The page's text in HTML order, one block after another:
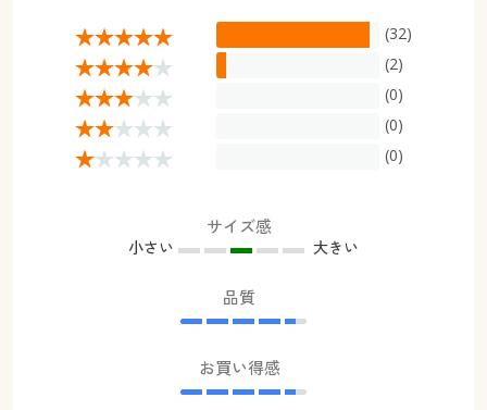
(32)
(2)
(0)
(0)
(0)
サイズ感
小さい 大きい
品質
お買い得感